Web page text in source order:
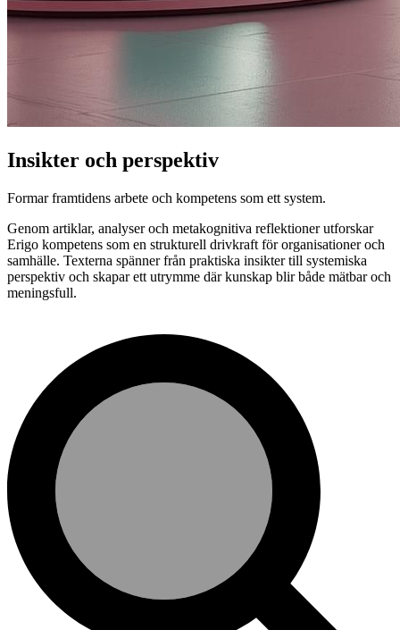
Insikter och perspektiv
Formar framtidens arbete och kompetens som ett system.
Genom artiklar, analyser och metakognitiva reflektioner utforskar
Erigo kompetens som en strukturell drivkraft för organisationer och
samhälle. Texterna spänner från praktiska insikter till systemiska
perspektiv och skapar ett utrymme där kunskap blir både mätbar och
meningsfull.